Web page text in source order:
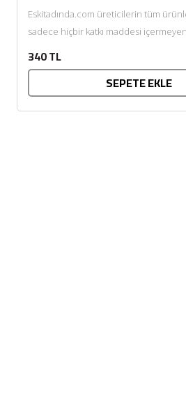
Eskitadında.com üreticilerin tüm
sadece hiçbir katkı maddesi
340 TL
SEPETE EKLE
BU HAFTANIN PLANLI